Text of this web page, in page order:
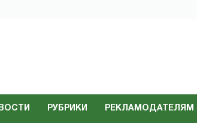
РУБРИКИ РЕКЛАМОДАТЕЛЯМ